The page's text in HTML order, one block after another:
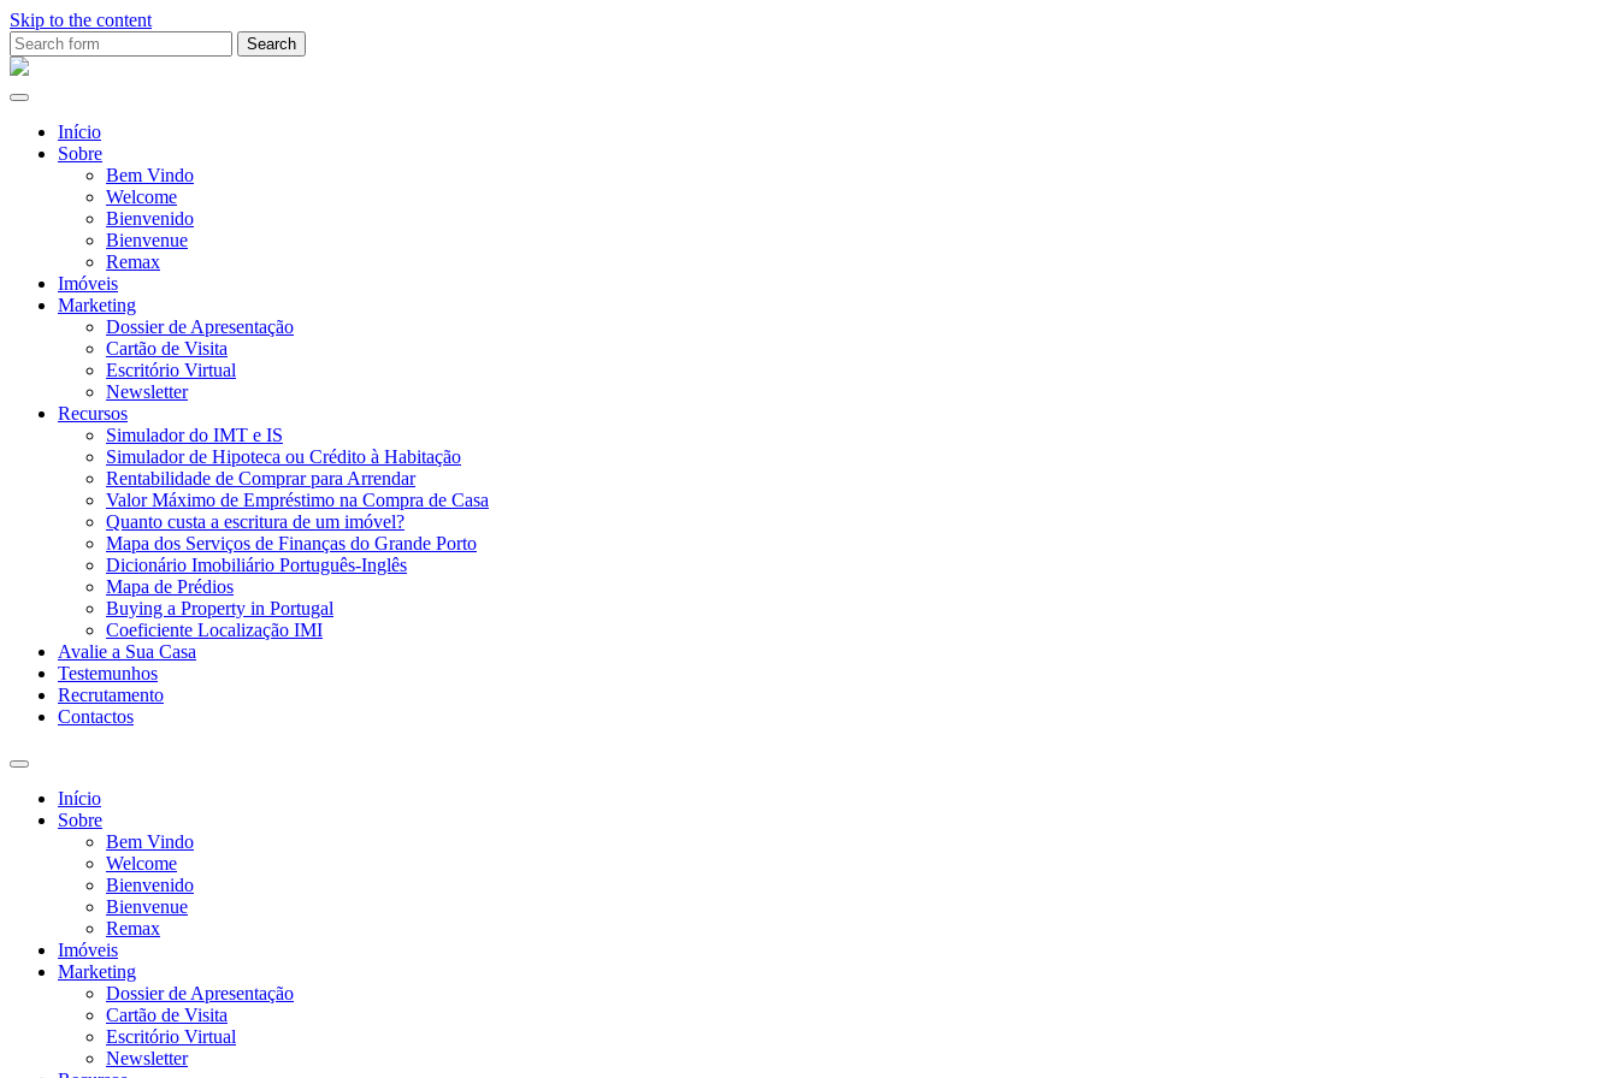
Skip to the content
Search
for:Ana
Início
Sobre
Bem Vindo
Welcome
Bienvenido
Bienvenue
Remax
Imóveis
Marketing
Dossier de Apresentação
Cartão de Visita
Escritório Virtual
Newsletter
Recursos
Simulador do IMT e IS
Simulador de Hipoteca ou Crédito à Habitação
Rentabilidade de Comprar para Arrendar
Valor Máximo de Empréstimo na Compra de Casa
Quanto custa a escritura de um imóvel?
Mapa dos Serviços de Finanças do Grande Porto
Dicionário Imobiliário Português-Inglês
Mapa de Prédios
Buying a Property in Portugal
Coeficiente Localização IMI
Avalie a Sua Casa
Testemunhos
Recrutamento
Contactos
Toggle
search
field
Início
Sobre
Bem Vindo
Welcome
Bienvenido
Bienvenue
Remax
Imóveis
Marketing
Dossier de Apresentação
Cartão de Visita
Escritório Virtual
Newsletter